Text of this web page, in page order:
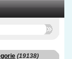
(19138)